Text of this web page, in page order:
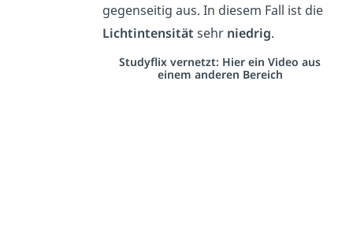
gegenseitig aus. In diesem Fall ist die
Lichtintensität sehr niedrig.
Studyflix vernetzt: Hier ein Video aus
einem anderen Bereich